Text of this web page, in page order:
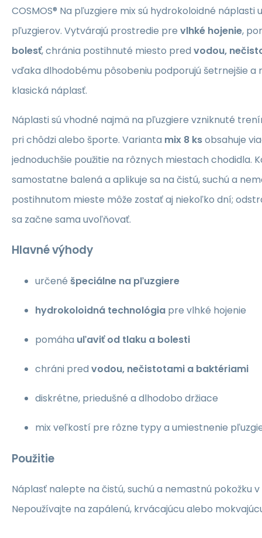
COSMOS® Na pľuzgiere mix sú hydrokoloidné
pľuzgierov. Vytvárajú prostredie pre vlhké hojenie,
bolesť, chránia postihnuté miesto pred vodou,
vďaka dlhodobému pôsobeniu podporujú šetrnejšie a
klasická náplasť.
Náplasti sú vhodné najmä na pľuzgiere vzniknuté
pri chôdzi alebo športe. Varianta mix 8 ksobsahuje
jednoduchšie použitie na rôznych miestach chodidla.
samostatne balená a aplikuje sa na čistú, suchú a
postihnutom mieste môže zostať aj niekoľko dní;
sa začne sama uvoľňovať.
Hlavné výhody
určené špeciálne na pľuzgiere
hydrokoloidná technológia pre vlhké hojenie
pomáha uľaviť od tlaku a bolesti
chráni pred vodou, nečistotami a baktériami
diskrétne, priedušné a dlhodobo držiace
mix veľkostí pre rôzne typy a umiestnenie
Použitie
Náplasť nalepte na čistú, suchú a nemastnú pokožku
Nepoužívajte na zapálenú, krvácajúcu alebo